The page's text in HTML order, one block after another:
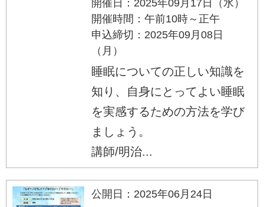
開催日：2025年09月17日（水）
開催時間：午前10時～正午
申込締切：2025年09月08日
（月）
睡眠についての正しい知識を
知り、自身にとってよい睡眠
を実感するための方法を学び
ましょう。
講師/明治...
公開日：2025年06月24日